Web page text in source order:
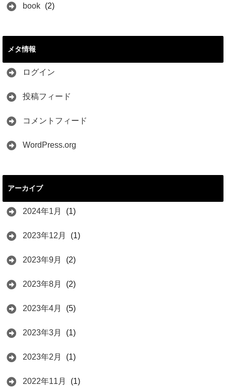
book (2)
メタ情報
ログイン
投稿フィード
コメントフィード
WordPress.org
アーカイブ
2024年1月 (1)
2023年12月 (1)
2023年9月 (2)
2023年8月 (2)
2023年4月 (5)
2023年3月 (1)
2023年2月 (1)
2022年11月 (1)